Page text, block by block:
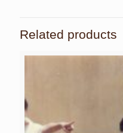
Related products